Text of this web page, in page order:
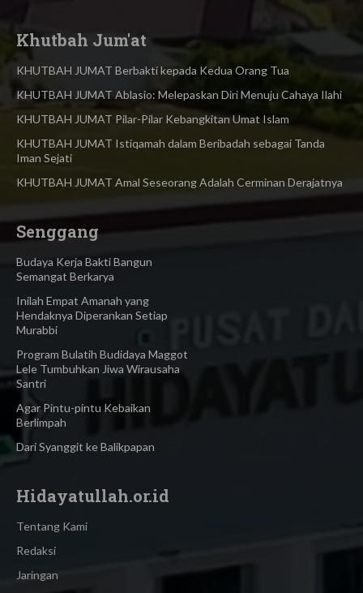
Khutbah Jum'at
KHUTBAH JUMAT Berbakti kepada Kedua Orang Tua
KHUTBAH JUMAT Ablasio: Melepaskan Diri Menuju Cahaya Ilahi
KHUTBAH JUMAT Pilar-Pilar Kebangkitan Umat Islam
KHUTBAH JUMAT Istiqamah dalam Beribadah sebagai Tanda
Iman Sejati
KHUTBAH JUMAT Amal Seseorang Adalah Cerminan Derajatnya
Senggang
Budaya Kerja Bakti Bangun
Semangat Berkarya
Inilah Empat Amanah yang
Hendaknya Diperankan Setiap
Murabbi
Program Bulatih Budidaya Maggot
Lele Tumbuhkan Jiwa Wirausaha
Santri
Agar Pintu-pintu Kebaikan
Berlimpah
Dari Syanggit ke Balikpapan
Hidayatullah.or.id
Tentang Kami
Redaksi
Jaringan